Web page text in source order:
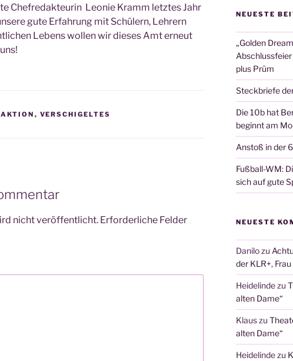
Chef­re­dak­teu­rin Leo­nie Kramm letz­tes Jahr
gute Erfah­rung mit Schü­lern, Leh­rern
Lebens wol­len wir die­ses Amt erneut
, VERSCHIGELTES
nicht veröffentlicht. Erforderliche Felder
NEUESTE
„Golden
plus Prüm
Steckbriefe
Die 10b hat
beginnt am
Anstoß in der
Fußball-WM:
sich auf gute
NEUESTE
Danilozu
der KLR+,
Heidelindezu
alten Dame“
Klauszu
alten Dame“
Heidelindezu